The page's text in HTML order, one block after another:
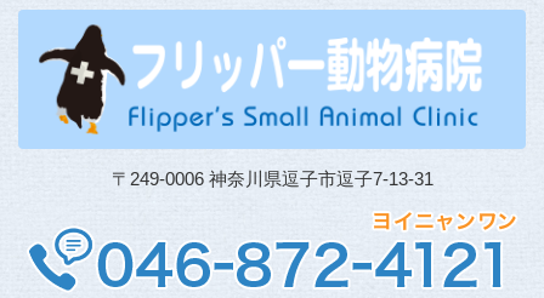
〒249-0006 神奈川県逗子市逗子7-13-31